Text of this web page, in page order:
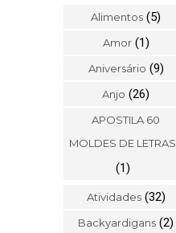
Alimentos (5)
Amor (1)
Aniversário (9)
Anjo (26)
APOSTILA 60
MOLDES DE LETRAS
(1)
Atividades (32)
Backyardigans (2)